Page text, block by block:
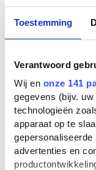
Toestemming
Verantwoord
Wij en onze 141
gegevens (bijv.
technologieën
apparaat op te
advertenties en
verzeild
situaties;
volbracht is
tijdverloop
(bij)figuur